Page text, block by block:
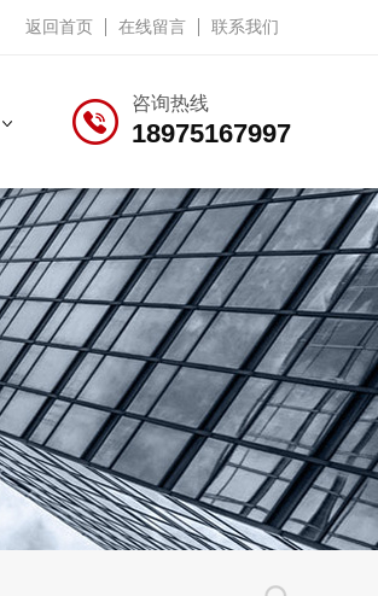
返回首页 在线留言 联系我们
咨询热线
18975167997